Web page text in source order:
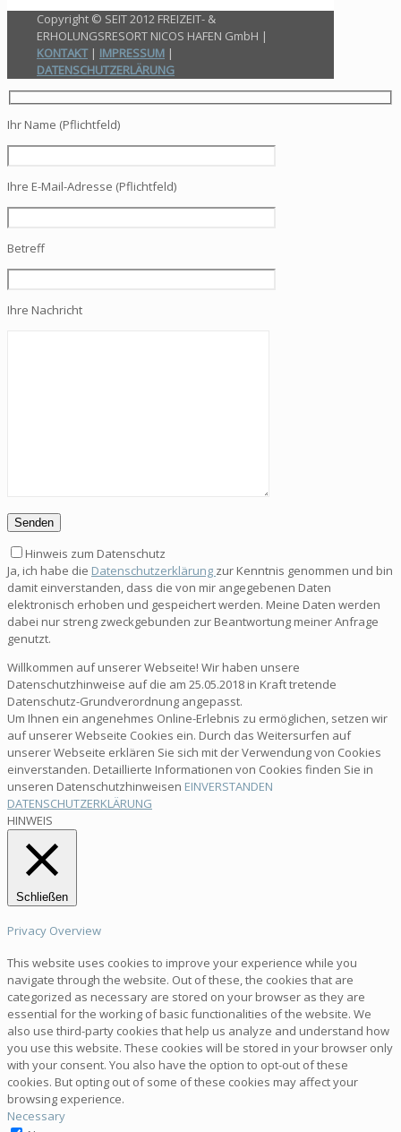
Copyright © SEIT 2012 FREIZEIT- &
ERHOLUNGSRESORT NICOS HAFEN GmbH |
KONTAKT| IMPRESSUM |
DATENSCHUTZERLÄRUNG
Ihr Name (Pflichtfeld)
Ihre E-Mail-Adresse (Pflichtfeld)
Betreff
Ihre Nachricht
Hinweis zum Datenschutz
Ja, ich habe die Datenschutzerklärung zur Kenntnis genommen und bin
damit einverstanden, dass die von mir angegebenen Daten
elektronisch erhoben und gespeichert werden. Meine Daten werden
dabei nur streng zweckgebunden zur Beantwortung meiner Anfrage
genutzt.
Willkommen auf unserer Webseite! Wir haben unsere
Datenschutzhinweise auf die am 25.05.2018 in Kraft tretende
Datenschutz-Grundverordnung angepasst.
Um Ihnen ein angenehmes Online-Erlebnis zu ermöglichen, setzen wir
auf unserer Webseite Cookies ein. Durch das Weitersurfen auf
unserer Webseite erklären Sie sich mit der Verwendung von Cookies
einverstanden. Detaillierte Informationen von Cookies finden Sie in
unseren Datenschutzhinweisen EINVERSTANDEN
DATENSCHUTZERKLÄRUNG
HINWEIS
Schließen
Privacy Overview
This website uses cookies to improve your experience while you
navigate through the website. Out of these, the cookies that are
categorized as necessary are stored on your browser as they are
essential for the working of basic functionalities of the website. We
also use third-party cookies that help us analyze and understand how
you use this website. These cookies will be stored in your browser only
with your consent. You also have the option to opt-out of these
cookies. But opting out of some of these cookies may affect your
browsing experience.
Necessary